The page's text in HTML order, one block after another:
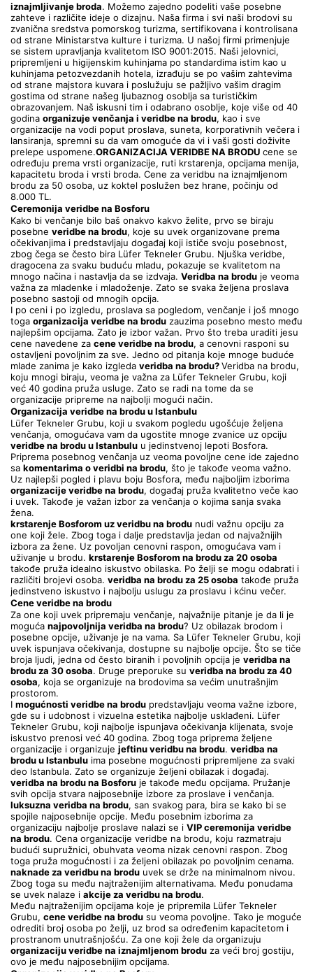
iznajmljivanje broda. Možemo zajedno podeliti vaše posebne
zahteve i različite ideje o dizajnu. Naša firma i svi naši brodovi su
zvanična sredstva pomorskog turizma, sertifikovana i kontrolisana
od strane Ministarstva kulture i turizma. U našoj firmi primenjuje
se sistem upravljanja kvalitetom ISO 9001:2015. Naši jelovnici,
pripremljeni u higijenskim kuhinjama po standardima istim kao u
kuhinjama petozvezdanih hotela, izrađuju se po vašim zahtevima
od strane majstora kuvara i poslužuju se pažljivo vašim dragim
gostima od strane našeg ljubaznog osoblja sa turističkim
obrazovanjem. Naš iskusni tim i odabrano osoblje, koje više od 40
godina organizuje venčanja i veridbe na brodu, kao i sve
organizacije na vodi poput proslava, suneta, korporativnih večera i
lansiranja, spremni su da vam omoguće da vi i vaši gosti doživite
prelepe uspomene.ORGANIZACIJA VERIDBE NA BRODU cene se
određuju prema vrsti organizacije, ruti krstarenja, opcijama menija,
kapacitetu broda i vrsti broda. Cene za veridbu na iznajmljenom
brodu za 50 osoba, uz koktel poslužen bez hrane, počinju od
8.000 TL.
Ceremonija veridbe na Bosforu
Kako bi venčanje bilo baš onakvo kakvo želite, prvo se biraju
posebne veridbe na brodu, koje su uvek organizovane prema
očekivanjima i predstavljaju događaj koji ističe svoju posebnost,
zbog čega se često bira Lüfer Tekneler Grubu. Njuška veridbe,
dragocena za svaku buduću mladu, pokazuje se kvalitetom na
mnogo načina i nastavlja da se izdvaja. Veridba na brodu je veoma
važna za mladenke i mladoženje. Zato se svaka željena proslava
posebno sastoji od mnogih opcija.
I po ceni i po izgledu, proslava sa pogledom, venčanje i još mnogo
toga organizacija veridbe na brodu zauzima posebno mesto među
najlepšim opcijama. Zato je izbor važan. Prvo što treba uraditi jesu
cene navedene za cene veridbe na brodu, a cenovni rasponi su
ostavljeni povoljnim za sve. Jedno od pitanja koje mnoge buduće
mlade zanima je kako izgleda veridba na brodu? Veridba na brodu,
koju mnogi biraju, veoma je važna za Lüfer Tekneler Grubu, koji
već 40 godina pruža usluge. Zato se radi na tome da se
organizacije pripreme na najbolji mogući način.
Organizacija veridbe na brodu u Istanbulu
Lüfer Tekneler Grubu, koji u svakom pogledu ugošćuje željena
veridbe na brodu u Istanbulu u jedinstvenoj lepoti Bosfora.
Priprema posebnog venčanja uz veoma povoljne cene ide zajedno
sa komentarima o veridbi na brodu, što je takođe veoma važno.
organizacije veridbe na brodu, događaj pruža kvalitetno veče kao
i uvek. Takođe je važan izbor za venčanja o kojima sanja svaka
žena.
krstarenje Bosforom uz veridbu na brodu nudi važnu opciju za
one koji žele. Zbog toga i dalje predstavlja jedan od najvažnijih
izbora za žene. Uz povoljan cenovni raspon, omogućava vam i
uživanje u brodu. krstarenje Bosforom na brodu za 20 osoba
takođe pruža idealno iskustvo obilaska. Po želji se mogu odabrati i
različiti brojevi osoba. veridba na brodu za 25 osoba takođe pruža
jedinstveno iskustvo i najbolju uslugu za proslavu i kćinu večer.
Cene veridbe na brodu
Za one koji uvek pripremaju venčanje, najvažnije pitanje je da li je
moguća najpovoljnija veridba na brodu? Uz obilazak brodom i
posebne opcije, uživanje je na vama. Sa Lüfer Tekneler Grubu, koji
uvek ispunjava očekivanja, dostupne su najbolje opcije. Što se tiče
broja ljudi, jedna od često biranih i povoljnih opcija je veridba na
brodu za 30 osoba. Druge preporuke su veridba na brodu za 40
osoba, koja se organizuje na brodovima sa većim unutrašnjim
prostorom.
I mogućnosti veridbe na brodu predstavljaju veoma važne izbore,
gde su i udobnost i vizuelna estetika najbolje usklađeni. Lüfer
Tekneler Grubu, koji najbolje ispunjava očekivanja klijenata, svoje
iskustvo prenosi već 40 godina. Zbog toga priprema željene
organizacije i organizuje jeftinu veridbu na brodu. veridba na
brodu u Istanbulu ima posebne mogućnosti pripremljene za svaki
veridba na brodu na Bosforu je takođe među opcijama. Pružanje
luksuzna veridba na brodu, san svakog para, bira se kako bi se
spojile najposebnije opcije. Među posebnim izborima za
organizaciju najbolje proslave nalazi se i VIP ceremonija veridbe
na brodu. Cena organizacije veridbe na brodu, koju razmatraju
budući supružnici, obuhvata veoma nizak cenovni raspon. Zbog
naknade za veridbu na brodu uvek se drže na minimalnom nivou.
Zbog toga su među najtraženijim alternativama. Među ponudama
se uvek nalaze i akcije za veridbu na brodu.
Među najtraženijim opcijama koje je pripremila Lüfer Tekneler
Grubu, cene veridbe na brodu su veoma povoljne. Tako je moguće
odrediti broj osoba po želji, uz brod sa određenim kapacitetom i
organizaciju veridbe na iznajmljenom brodu za veći broj gostiju,
ovo je među najposebnijim opcijama.